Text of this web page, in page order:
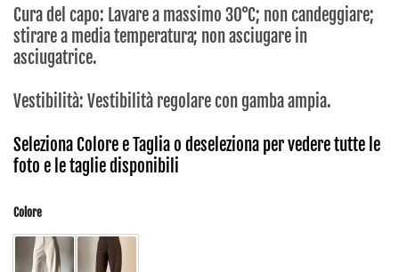
Cura del capo: Lavare a massimo 30°C; non candeggiare;
stirare a media temperatura; non asciugare in
asciugatrice.
Vestibilità: Vestibilità regolare con gamba ampia.
Seleziona Colore e Taglia o deseleziona per vedere tutte le
foto e le taglie disponibili
Colore